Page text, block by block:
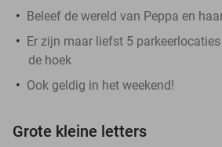
Beleef de wereld van Peppa en
Er zijn maar liefst 5
de hoek
Ook geldig in het weekend!
Grote kleine letters